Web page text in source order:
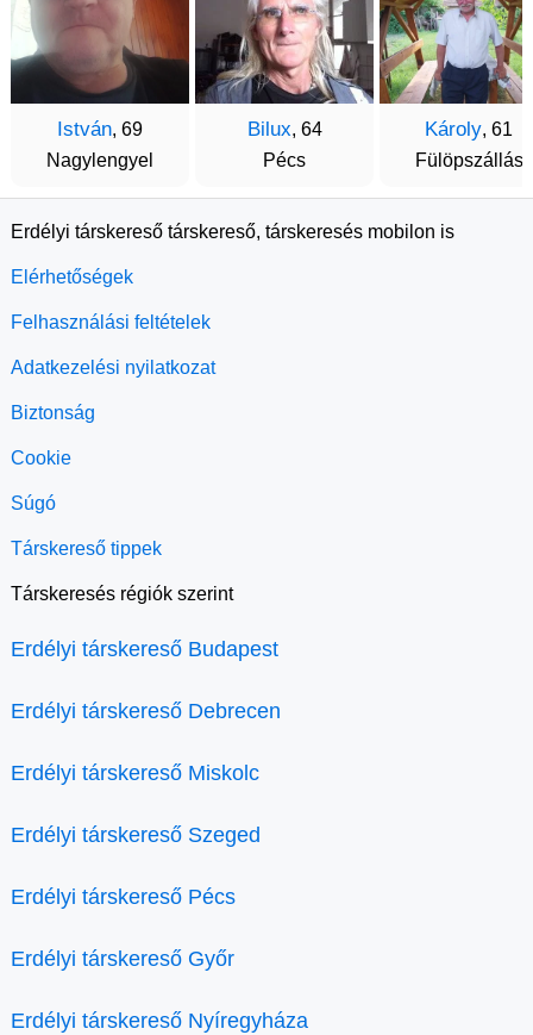
István, 69
Nagylengyel
Bilux, 64
Pécs
Károly, 61
Fülöpszállás
Erdélyi társkereső társkereső, társkeresés mobilon is
Elérhetőségek
Felhasználási feltételek
Adatkezelési nyilatkozat
Biztonság
Cookie
Súgó
Társkereső tippek
Társkeresés régiók szerint
Erdélyi társkereső Budapest
Erdélyi társkereső Debrecen
Erdélyi társkereső Miskolc
Erdélyi társkereső Szeged
Erdélyi társkereső Pécs
Erdélyi társkereső Győr
Erdélyi társkereső Nyíregyháza